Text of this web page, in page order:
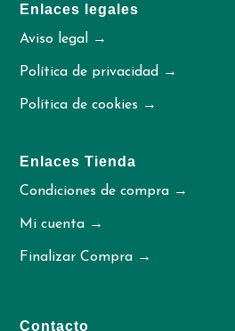
Enlaces legales
Aviso legal →
Política de privacidad →
Política de cookies →
Enlaces Tienda
Condiciones de compra →
Mi cuenta →
Finalizar Compra →
Contacto